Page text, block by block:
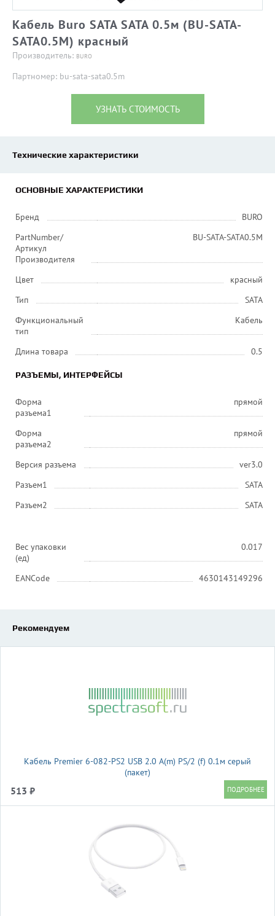
Кабель Buro SATA SATA 0.5м (BU-SATA-
SATA0.5M) красный
Производитель: BURO
Партномер: bu-sata-sata0.5m
УЗНАТЬ СТОИМОСТЬ
Технические характеристики
ОСНОВНЫЕ ХАРАКТЕРИСТИКИ
Бренд
BURO
PartNumber/
Артикул
Производителя
BU-SATA-SATA0.5M
Цвет
красный
Тип
SATA
Функциональный
тип
Кабель
Длина товара 0.5
РАЗЪЕМЫ, ИНТЕРФЕЙСЫ
Форма
разъема1
прямой
Форма
разъема2
прямой
Версия разъема
ver3.0
Разъем1
SATA
Разъем2
SATA
Вес упаковки
(ед)
0.017
EANCode 4630143149296
Рекомендуем
Кабель Premier 6-082-PS2 USB 2.0 A(m) PS/2 (f) 0.1м серый
(пакет)
513 ₽